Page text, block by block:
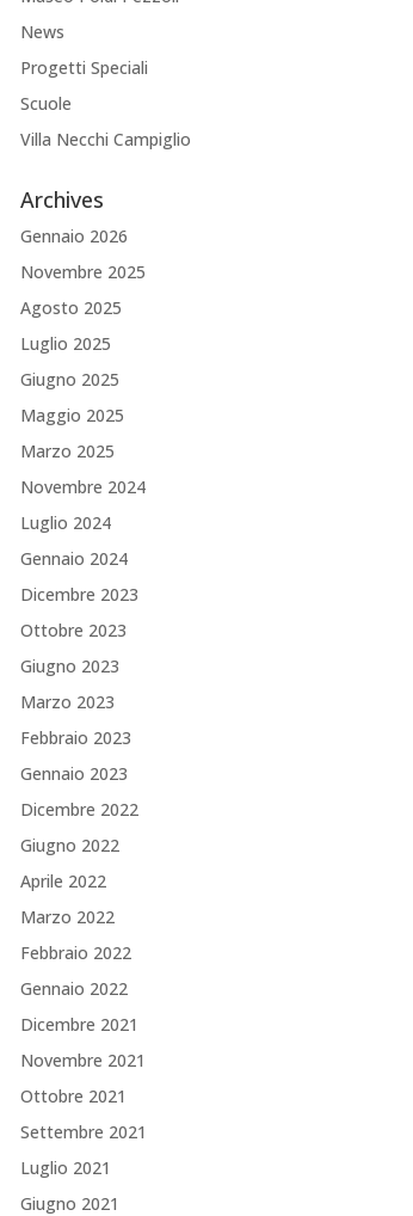
News
Progetti Speciali
Scuole
Villa Necchi Campiglio
Archives
Gennaio 2026
Novembre 2025
Agosto 2025
Luglio 2025
Giugno 2025
Maggio 2025
Marzo 2025
Novembre 2024
Luglio 2024
Gennaio 2024
Dicembre 2023
Ottobre 2023
Giugno 2023
Marzo 2023
Febbraio 2023
Gennaio 2023
Dicembre 2022
Giugno 2022
Aprile 2022
Marzo 2022
Febbraio 2022
Gennaio 2022
Dicembre 2021
Novembre 2021
Ottobre 2021
Settembre 2021
Luglio 2021
Giugno 2021